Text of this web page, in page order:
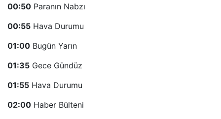
sayesinde bu programı severek izliyorum.
00:50 Paranın Nabzı
00:55 Hava Durumu
01:00 Bugün Yarın
01:35 Gece Gündüz
01:55 Hava Durumu
02:00 Haber Bülteni